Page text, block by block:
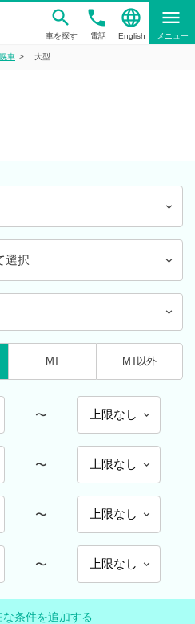
車を探す
phone
電話
language
English
menu
メニュー
幌車 大型
選択
MT MT以外
〜
〜
〜
〜
な条件を追加する